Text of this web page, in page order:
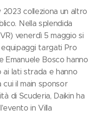
colleziona un altro
Nella splendida
venerdì 5 maggio si
targati Pro
Emanuele Bosco hanno
lati strada e hanno
il main sponsor
di Scuderia, Daikin ha
in Villa